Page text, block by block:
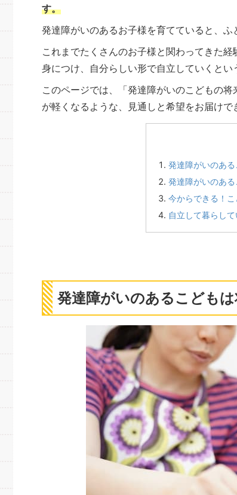
す。
発達障がいのあるお子様を育てていると、ふ
これまでたくさんのお子様と関わってきた
身につけ、自分らしい形で自立していくとい
このページでは、「発達障がいのこどもの
が軽くなるような、見通しと希望をお届けで
発達障がいのあ
発達障がいのあ
今からできる！
自立して暮らし
発達障がいのあるこども